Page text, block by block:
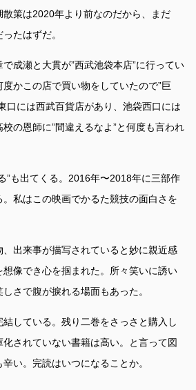
策は2020年より前なのだから、まだ
たはずだ。
成瀬と大貫が”西武池袋本店”に行ってい
かこの店で買い物をしていたので”巨
口には西武百貨店があり、池袋西口には
の恩師に”間違えるなよ”と何度も言われ
”も出てくる。2016年〜2018年に三部作
私はこの映画でかるた競技の面白さを
出来事が描写されていると妙に親近感
像でき心を掴まれた。所々笑いに誘い
さで腹が捩れる場面もあった。
している。残り二巻をさっさと購入し
されていない書籍は高い。と言って図
い。完読はいつになることか。